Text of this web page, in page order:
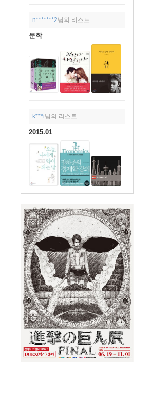
n*******2님의 리스트
문학
k***i님의 리스트
2015.01